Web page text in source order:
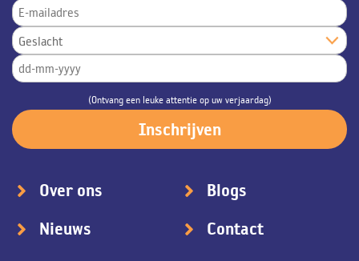
(Ontvang een leuke attentie op uw verjaardag)
Over ons
Blogs
Nieuws
Contact